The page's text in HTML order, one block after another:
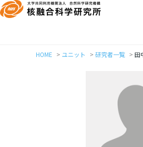
HOME ユニット 研究者一覧 田